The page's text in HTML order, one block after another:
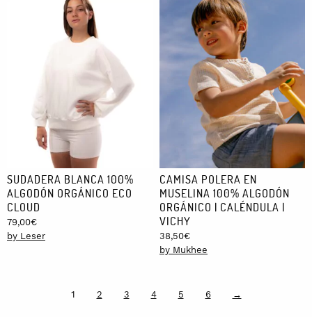
SUDADERA BLANCA 100%
ALGODÓN ORGÁNICO ECO
CLOUD
79,00€
by Leser
CAMISA POLERA EN
MUSELINA 100% ALGODÓN
ORGÁNICO | CALÉNDULA |
VICHY
38,50€
by Mukhee
1 2 3 4 5 6 →